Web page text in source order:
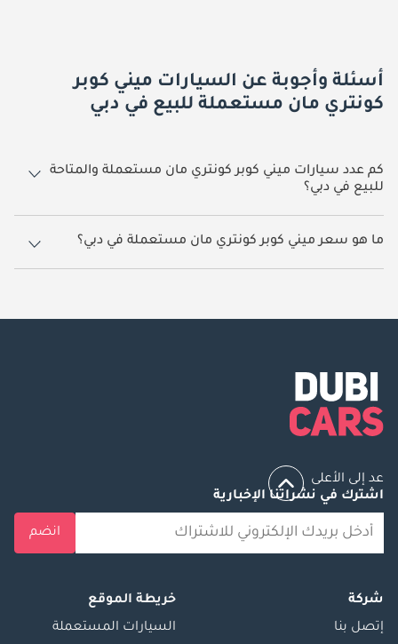
أسئلة وأجوبة عن السيارات ميني كوبر
كونتري مان مستعملة للبيع في دبي
كم عدد سيارات ميني كوبر كونتري مان مستعملة والمتاحة
للبيع في دبي؟
7 سيارة ميني كوبر كونتري مان مستعملة متوفرة للبيع في دبي.
ما هو سعر ميني كوبر كونتري مان مستعملة في دبي؟
يبدأ سعر سيارة ميني كوبر كونتري مان مستعملة في دبي 26,600.
عد إلى الأعلى
اشترك في نشراتنا الإخبارية
انضم
شركة
إتصل بنا
خريطة الموقع
السيارات المستعملة